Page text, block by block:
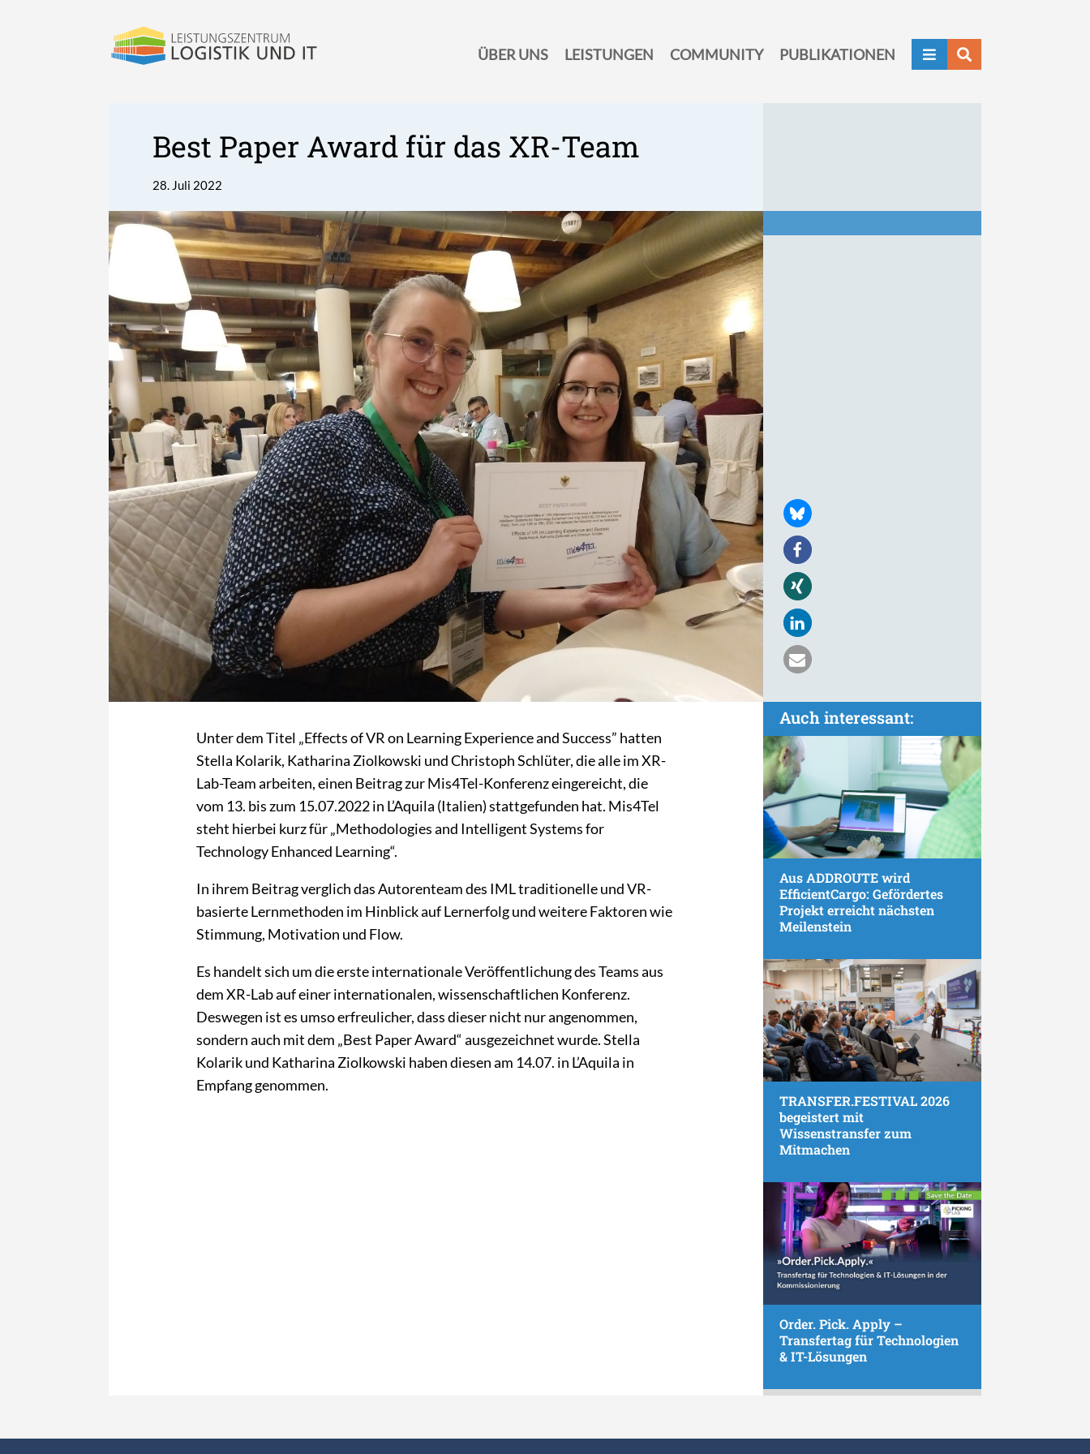
ÜBER UNS LEISTUNGEN COMMUNITY PUBLIKATIONEN  
Best Paper Award für das XR-Team
28. Juli 2022
Unter dem Titel „Effects of VR on Learning Experience and Success” hatten
Stella Kolarik, Katharina Ziolkowski und Christoph Schlüter, die alle im XR-
Lab-Team arbeiten, einen Beitrag zur Mis4Tel-Konferenz eingereicht, die
vom 13. bis zum 15.07.2022 in L’Aquila (Italien) stattgefunden hat. Mis4Tel
steht hierbei kurz für „Methodologies and Intelligent Systems for
Technology Enhanced Learning“.
In ihrem Beitrag verglich das Autorenteam des IML traditionelle und VR-
basierte Lernmethoden im Hinblick auf Lernerfolg und weitere Faktoren wie
Stimmung, Motivation und Flow.
Es handelt sich um die erste internationale Veröffentlichung des Teams aus
dem XR-Labauf einer internationalen, wissenschaftlichen Konferenz.
Deswegen ist es umso erfreulicher, dass dieser nicht nur angenommen,
sondern auch mit dem „Best Paper Award“ ausgezeichnet wurde. Stella
Kolarik und Katharina Ziolkowski haben diesen am 14.07. in L’Aquila in
Empfang genommen.
Auch interessant:
Aus ADDROUTE wird
EfficientCargo: Gefördertes
Projekt erreicht nächsten
Meilenstein
TRANSFER.FESTIVAL 2026
begeistert mit
Wissenstransfer zum
Mitmachen
Order. Pick. Apply –
Transfertag für Technologien
& IT-Lösungen